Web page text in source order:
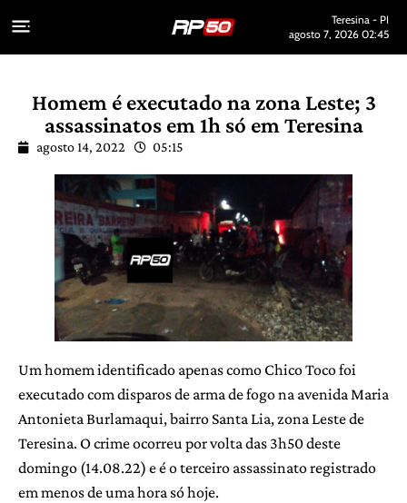
Teresina - PI
agosto 7, 2026 02:45
Homem é executado na zona Leste; 3
assassinatos em 1h só em Teresina
agosto 14, 2022 05:15
Um homem identificado apenas como Chico Toco foi
executado com disparos de arma de fogo na avenida Maria
Antonieta Burlamaqui, bairro Santa Lia, zona Leste de
Teresina. O crime ocorreu por volta das 3h50 deste
domingo (14.08.22) e é o terceiro assassinato registrado
em menos de uma hora só hoje.